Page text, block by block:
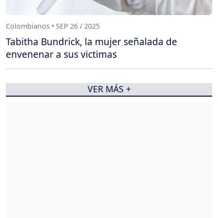
Colombianos • SEP 26 / 2025
Tabitha Bundrick, la mujer señalada de
envenenar a sus victimas
VER MÁS +